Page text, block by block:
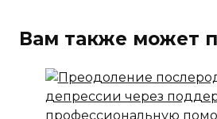
Вам также может